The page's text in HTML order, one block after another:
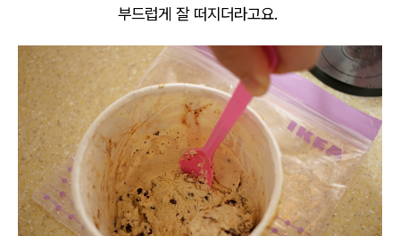
부드럽게 잘 떠지더라고요.